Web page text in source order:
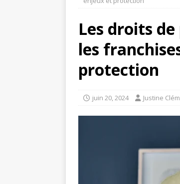
Les droits
les
protection
juin 20, 2024 Justine